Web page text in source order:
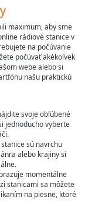
maximum, aby sme
rádiové stanice v
na počúvanie
počúvať akékoľvek
webe alebo si
našu praktickú
svoje obľúbené
jednoducho vyberte
sú navrchu
alebo krajiny si
momentálne
stanicami sa môžete
na piesne, ktoré